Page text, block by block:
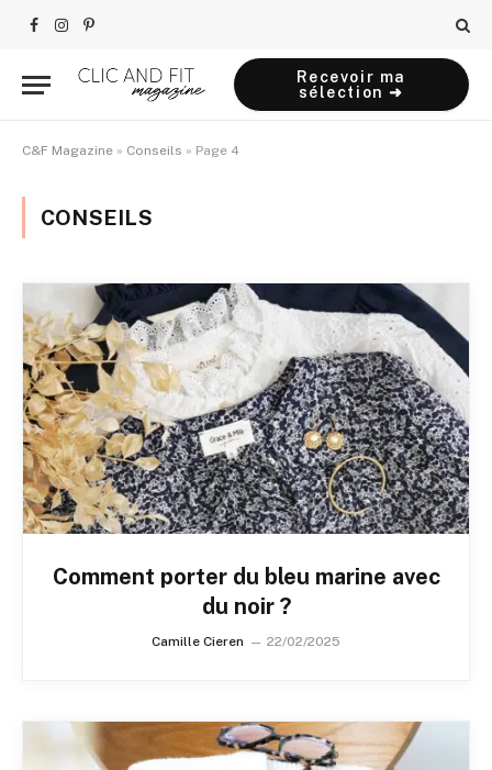
Facebook
Instagram
Pinterest
Recevoir ma
sélection ➜
C&F Magazine » Conseils » Page 4
CONSEILS
Comment porter du bleu marine avec
du noir ?
Camille Cieren 22/02/2025